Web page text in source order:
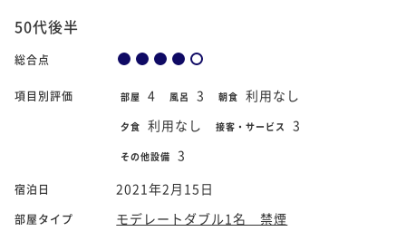
50代後半
総合点
項目別評価 部屋 4 風呂 3 朝食 利用なし
夕食 利用なし 接客・サービス 3
その他設備 3
宿泊日 2021年2月15日
部屋タイプ
モデレートダブル1名 禁煙